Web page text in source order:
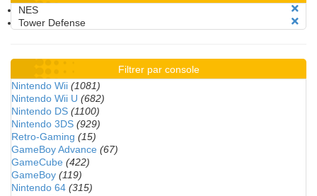
NES
Tower Defense
Filtrer par console
Nintendo Wii (1081)
Nintendo Wii U (682)
Nintendo DS (1100)
Nintendo 3DS (929)
Retro-Gaming (15)
GameBoy Advance (67)
GameCube (422)
GameBoy (119)
Nintendo 64 (315)